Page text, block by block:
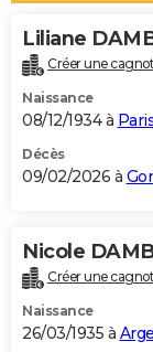
Alimentation
Guide de la santé
Maladies
Médicaments
Sommeil
VOYAGE
Destinations
City break
Voyage nature
Voyage de noces
Forum
Climat
+PHOTO
GUIDES D'ACHAT
BONS PLANS
Carte de Noël
Carte Bonne année
Carte Saint-Valentin
Carte Pâques
Carte d'anniversaire
DICTIONNAIRE
Dictionnaire
Biographies
Citations
Expressions
Proverbes
PROGRAMME TV
Liliane
Créer une
Naissance
08/12/1934 à
Décès
09/02/2026 à
Nicole
Créer une
Naissance
26/03/1935 à